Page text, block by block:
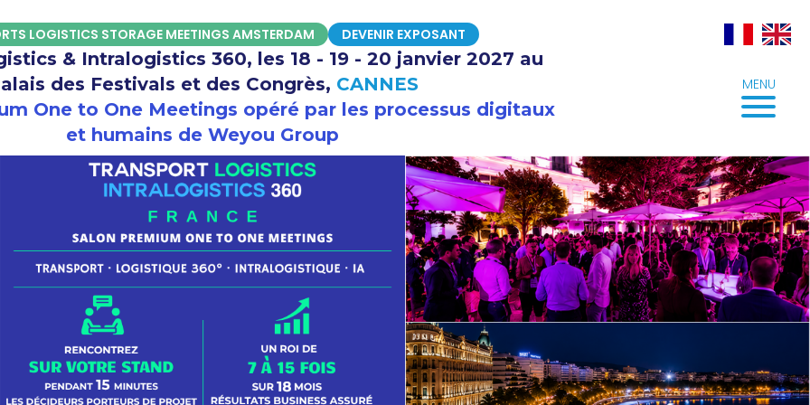
LOGISTICS STORAGE MEETINGS AMSTERDAM DEVENIR EXPOSANT
& Intralogistics 360, les 18 - 19 - 20 janvier 2027 au
des Festivals et des Congrès, CANNES
One to One Meetings opéré par les processus digitaux
et humains de Weyou Group
MENU